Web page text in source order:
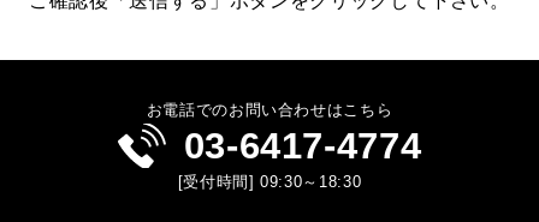
お電話でのお問い合わせはこちら
03-6417-4774
[受付時間] 09:30～18:30